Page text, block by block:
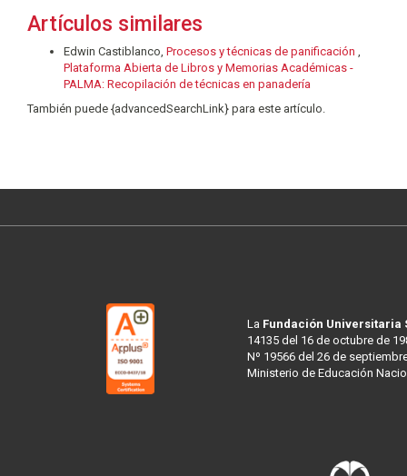
Artículos similares
Edwin Castiblanco, Procesos y técnicas de panificación ,
Plataforma Abierta de Libros y Memorias Académicas -
PALMA: Recopilación de técnicas en panadería
También puede {advancedSearchLink} para este artículo.
La Fundación Universitaria
14135 del 16 de octubre de
Nº 19566 del 26 de
Ministerio de Educación